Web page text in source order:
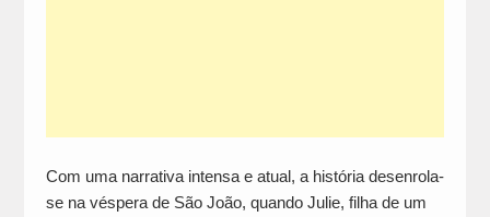
Com uma narrativa intensa e atual, a história desenrola-
se na véspera de São João, quando Julie, filha de um